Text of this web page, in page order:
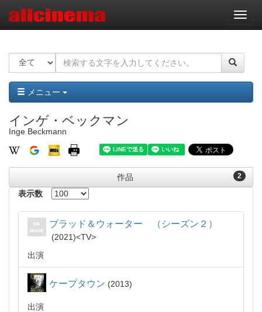
ナ
ビ
ー
ョ
ン
メニュー
インゲ・ベックマン
Inge Beckmann
2
作品
表示数
ブラッド＆ウォーター （シーズン２）
2021
TV
出演
ケープタウン 2013
出演